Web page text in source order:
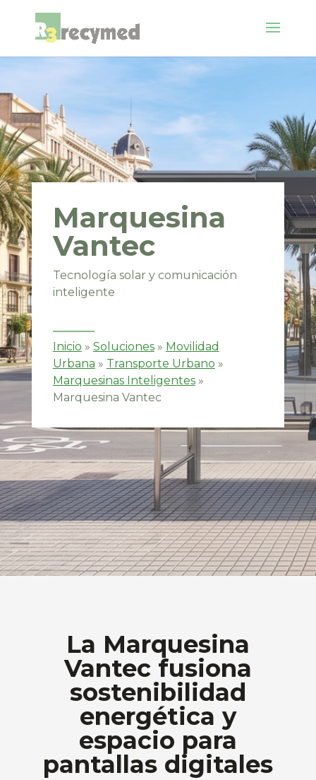
Marquesina
Vantec
Tecnología solar y comunicación
inteligente
Inicio » Soluciones» Movilidad
Urbana » Transporte Urbano »
Marquesinas Inteligentes»
Marquesina Vantec
La Marquesina
Vantec fusiona
sostenibilidad
energética y
espacio para
pantallas digitales